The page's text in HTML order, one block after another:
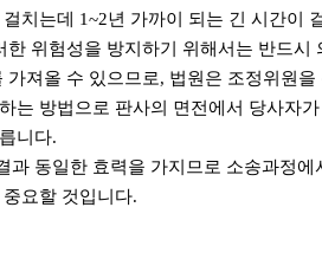
치는데 1~2년 가까이 되는 긴 시간이
위험성을 방지하기 위해서는 반드시
져올 수 있으므로, 법원은 조정위원
방법으로 판사의 면전에서 당사자
니다.
동일한 효력을 가지므로 소송과정
요할 것입니다.